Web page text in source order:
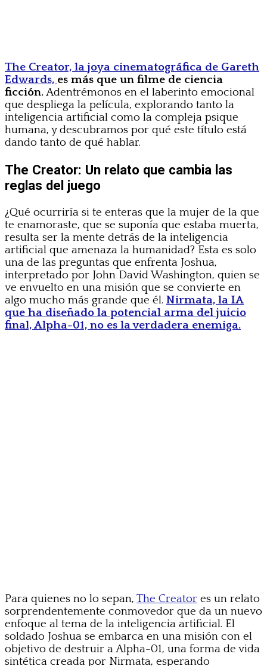
The Creator, la joya cinematográfica de Gareth
Edwards, es más que un filme de ciencia
ficción.Adentrémonos en el laberinto emocional
que despliega la película, explorando tanto la
inteligencia artificial como la compleja psique
humana, y descubramos por qué este título está
dando tanto de qué hablar.
The Creator: Un relato que cambia las
reglas del juego
¿Qué ocurriría si te enteras que la mujer de la que
te enamoraste, que se suponía que estaba muerta,
resulta ser la mente detrás de la inteligencia
artificial que amenaza la humanidad? Esta es solo
una de las preguntas que enfrenta Joshua,
interpretado por John David Washington, quien se
ve envuelto en una misión que se convierte en
algo mucho más grande que él. Nirmata, la IA
que ha diseñado la potencial arma del juicio
final, Alpha-01, no es la verdadera enemiga.
Para quienes no lo sepan, The Creator es un relato
sorprendentemente conmovedor que da un nuevo
enfoque al tema de la inteligencia artificial. El
soldado Joshua se embarca en una misión con el
objetivo de destruir a Alpha-01, una forma de vida
sintética creada por Nirmata, esperando